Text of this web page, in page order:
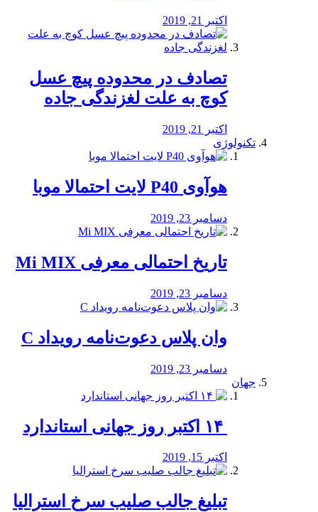
اکتبر 21, 2019
تصادف در محدوده پیچ عسل
کوچ به علت لغزندگی جاده
اکتبر 21, 2019
تکنولوژی
هوآوی P40 لایت احتمالا موبا
دسامبر 23, 2019
تاریخ احتمالی معرفی Mi MIX
دسامبر 23, 2019
وان پلاس دعوت‌نامه رویداد C
دسامبر 23, 2019
جهان
اکتبر 15, 2019
تبلیغ جالب صلیب سرخ استرالیا